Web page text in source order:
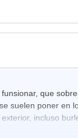
que
suelen poner en
incluso